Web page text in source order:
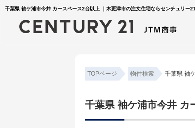
千葉県 袖ケ浦市今井 カースペース2台以上 ｜木更津市の注文住宅ならセンチュリー
TOPページ 物件検索 千葉県 袖
千葉県 袖ケ浦市今井 カ